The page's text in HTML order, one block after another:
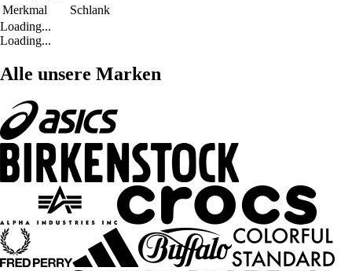
Merkmal
Schlank
Loading...
Loading...
Alle unsere Marken